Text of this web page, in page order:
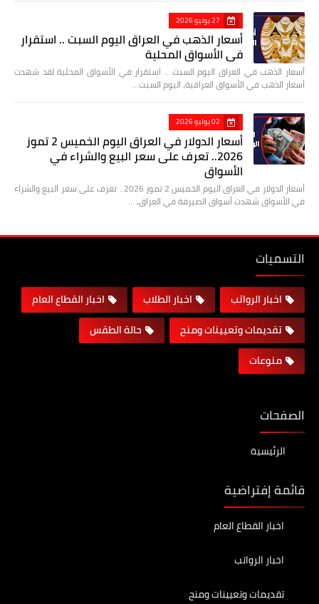
27 يونيو 2026
أسعار الذهب في العراق اليوم السبت .. استقرار
في الأسواق المحلية
أسعار الذهب في العراق اليوم السبت .. استقرار في الأسواق المحلية لقد شهدت
أسعار الذهب في الأسواق العراقية، اليوم السبت…
02 يوليو 2026
أسعار الدولار في العراق اليوم الخميس 2 تموز
2026.. تعرف على سعر البيع والشراء في
الأسواق
أسعار الدولار في العراق اليوم الخميس 2 تموز 2026.. تعرف على سعر البيع والشراء
في الأسواق شهدت أسواق الصيرفة في العراق، …
التسميات
اخبار الرواتب اخبار الطلاب
اخبار القطاع العام
تقديمات وتعيينات ومنح
حالة الطقس
منوعات
الصفحات
الرئيسية
قائمة إفتراضية
اخبار القطاع العام
اخبار الرواتب
تقديمات وتعيينات ومنح